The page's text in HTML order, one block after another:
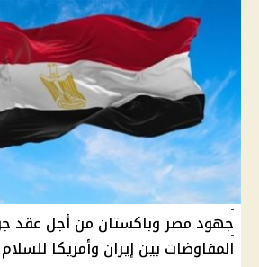
جهود مصر وباكستان من أجل عقد
المفاوضات بين إيران وأمريكا للسلام